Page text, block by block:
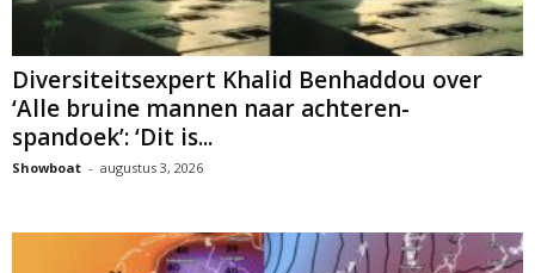
Diversiteitsexpert Khalid Benhaddou over
‘Alle bruine mannen naar achteren-
spandoek’: ‘Dit is...
Showboat - augustus 3, 2026